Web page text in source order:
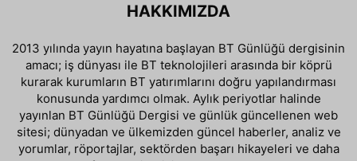
HAKKIMIZDA
2013 yılında yayın hayatına başlayan BT Günlüğü dergisinin
amacı; iş dünyası ile BT teknolojileri arasında bir köprü
kurarak kurumların BT yatırımlarını doğru yapılandırması
konusunda yardımcı olmak. Aylık periyotlar halinde
yayınlan BT Günlüğü Dergisi ve günlük güncellenen web
sitesi; dünyadan ve ülkemizden güncel haberler, analiz ve
yorumlar, röportajlar, sektörden başarı hikayeleri ve daha